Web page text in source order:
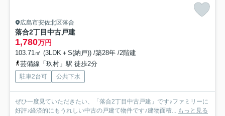
広島市安佐北区落合
落合2丁目中古戸建
1,780万円
103.71㎡ (3LDK＋S(納戸)) /築28年 /2階建
芸備線「玖村」駅 徒歩2分
駐車2台可 公共下水
ぜひ一度見ていただきたい、「落合2丁目中古戸建」です♪ファミリーに
好評♪経済的にもうれしい中古の戸建て物件です♪建物面積... もっと見る